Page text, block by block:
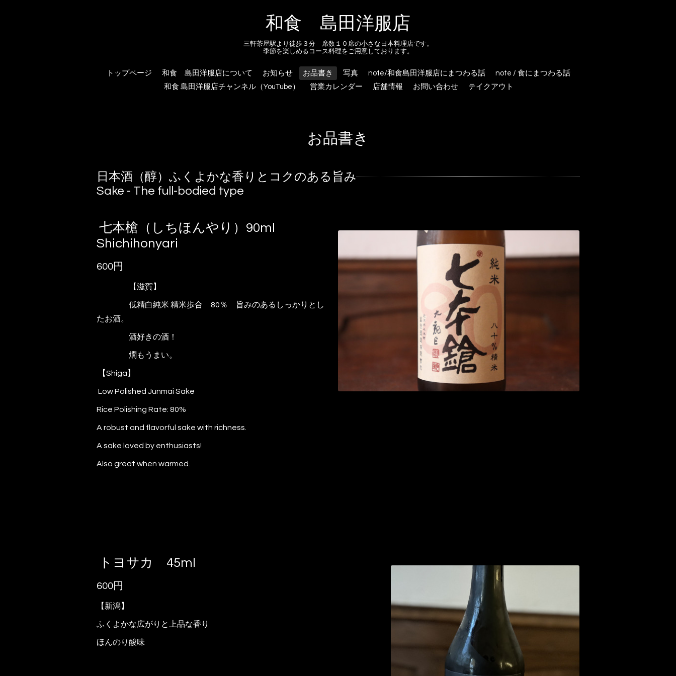
和食 島田洋服店
三軒茶屋駅より徒歩３分 席数１０席の小さな日本料理店です。
季節を楽しめるコース料理をご用意しております。
トップページ 和食 島田洋服店について お知らせ お品書き 写真 note/和食島田洋服店にまつわる話
note / 食にまつわる話
和食 島田洋服店チャンネル（YouTube）
営業カレンダー 店舗情報 お問い合わせ テイクアウト
お品書き
日本酒（醇）ふくよかな香りとコクのある旨み
Sake - The full-bodied type
七本槍（しちほんやり）90ml
Shichihonyari
600円
【滋賀】
低精白純米 精米歩合 80％ 旨みのあるしっかりとし
たお酒。
酒好きの酒！
燗もうまい。
【Shiga】
Low Polished Junmai Sake
Rice Polishing Rate: 80%
A robust and flavorful sake with richness.
A sake loved by enthusiasts!
Also great when warmed.
トヨサカ 45ml
600円
【新潟】
ふくよかな広がりと上品な香り
ほんのり酸味